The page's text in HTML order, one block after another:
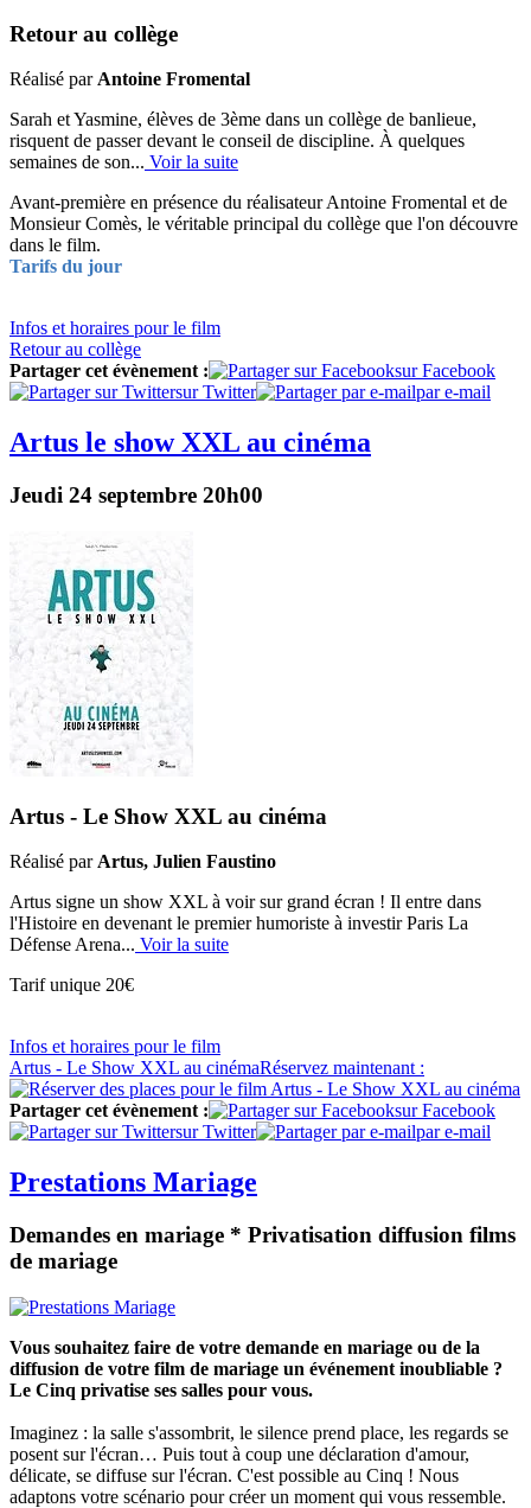
Retour au collège
Réalisé par Antoine Fromental
Sarah et Yasmine, élèves de 3ème dans un collège de banlieue,
risquent de passer devant le conseil de discipline. À quelques
semaines de son... Voir la suite
Avant-première en présence du réalisateur Antoine Fromental et de
Monsieur Comès, le véritable principal du collège que l'on découvre
dans le film.
Tarifs du jour
Infos et horaires pour le film
Retour au collège
Partager cet évènement :
sur Facebook
sur Twitter
par e-mail
Artus le show XXL au cinéma
Jeudi 24 septembre 20h00
Artus - Le Show XXL au cinéma
Réalisé par Artus, Julien Faustino
Artus signe un show XXL à voir sur grand écran ! Il entre dans
l'Histoire en devenant le premier humoriste à investir Paris La
Défense Arena... Voir la suite
Tarif unique 20€
Infos et horaires pour le film
Artus - Le Show XXL au cinémaRéservez maintenant :
Partager cet évènement :
sur Facebook
sur Twitter
par e-mail
Prestations Mariage
Demandes en mariage * Privatisation diffusion films
de mariage
Vous souhaitez faire de votre demande en mariage ou de la
diffusion de votre film de mariage un événement inoubliable ?
Le Cinq privatise ses salles pour vous.
Imaginez : la salle s'assombrit, le silence prend place, les regards se
posent sur l'écran… Puis tout à coup une déclaration d'amour,
délicate, se diffuse sur l'écran. C'est possible au Cinq ! Nous
adaptons votre scénario pour créer un moment qui vous ressemble.